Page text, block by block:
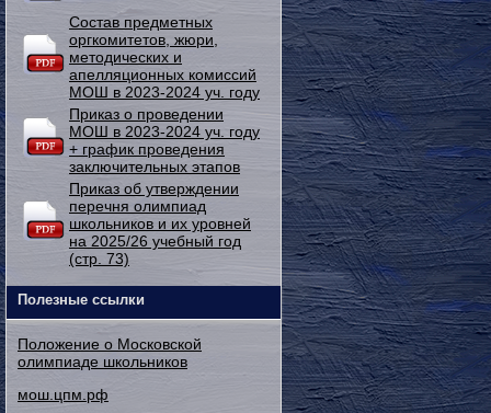
Состав предметных
оргкомитетов, жюри,
методических и
апелляционных комиссий
МОШ в 2023-2024 уч. году
Приказ о проведении
МОШ в 2023-2024 уч. году
+ график проведения
заключительных этапов
Приказ об утверждении
перечня олимпиад
школьников и их уровней
на 2025/26 учебный год
(стр. 73)
Полезные ссылки
Положение о Московской
олимпиаде школьников
мош.цпм.рф